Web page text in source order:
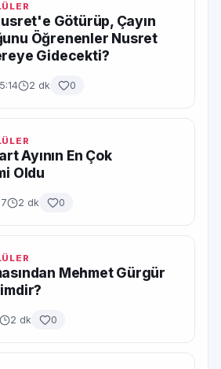
Götürüp, Çayın
Öğrenenler Nusret
Gidecekti?
2 dk 0
Ayının En Çok
Oldu
2 dk 0
Mehmet Gürgür
2 dk 0